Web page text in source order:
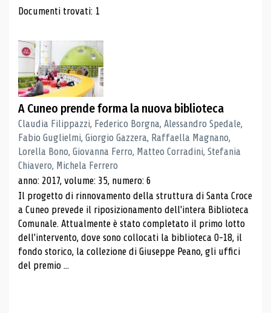
Risultati di ricerca
Documenti trovati: 1
A Cuneo prende forma la nuova biblioteca
Claudia Filippazzi, Federico Borgna, Alessandro Spedale,
Fabio Guglielmi, Giorgio Gazzera, Raffaella Magnano,
Lorella Bono, Giovanna Ferro, Matteo Corradini, Stefania
Chiavero, Michela Ferrero
anno: 2017, volume: 35, numero: 6
Il progetto di rinnovamento della struttura di Santa Croce
a Cuneo prevede il riposizionamento dell'intera Biblioteca
Comunale. Attualmente è stato completato il primo lotto
dell'intervento, dove sono collocati la biblioteca 0-18, il
fondo storico, la collezione di Giuseppe Peano, gli uffici
del premio ...